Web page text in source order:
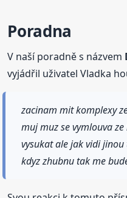
Poradna
V naší poradně s názvem
vyjádřil uživatel Vladka
zacinam mit komplexy
muj muz se vymlouva
vysukat ale jak vidi
kdyz zhubnu tak me